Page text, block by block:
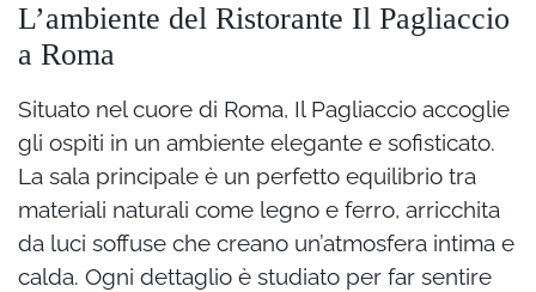
L’ambiente del Ristorante Il Pagliaccio
a Roma
Situato nel cuore di Roma, Il Pagliaccio accoglie
gli ospiti in un ambiente elegante e sofisticato.
La sala principale è un perfetto equilibrio tra
materiali naturali come legno e ferro, arricchita
da luci soffuse che creano un’atmosfera intima e
calda. Ogni dettaglio è studiato per far sentire